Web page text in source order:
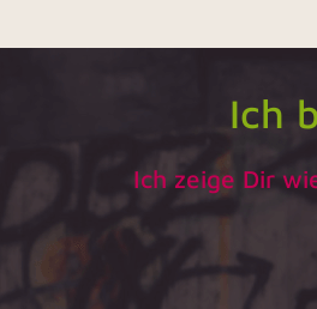
Ich
Ich zeige Dir